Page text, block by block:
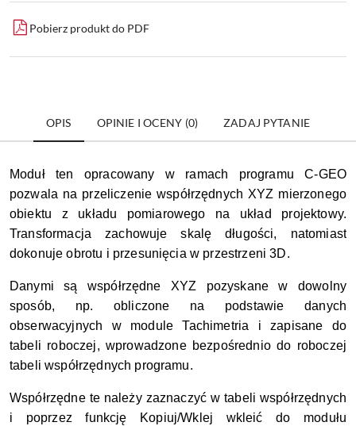
Pobierz produkt do PDF
OPIS OPINIE I OCENY (0) ZADAJ PYTANIE
Moduł ten opracowany w ramach programu C-GEO
pozwala na przeliczenie współrzędnych XYZ mierzonego
obiektu z układu pomiarowego na układ projektowy.
Transformacja zachowuje skalę długości, natomiast
dokonuje obrotu i przesunięcia w przestrzeni 3D.
Danymi są współrzędne XYZ pozyskane w dowolny
sposób, np. obliczone na podstawie danych
obserwacyjnych w module Tachimetria i zapisane do
tabeli roboczej, wprowadzone bezpośrednio do roboczej
tabeli współrzędnych programu.
Współrzędne te należy zaznaczyć w tabeli współrzędnych
i poprzez funkcję Kopiuj/Wklej wkleić do modułu